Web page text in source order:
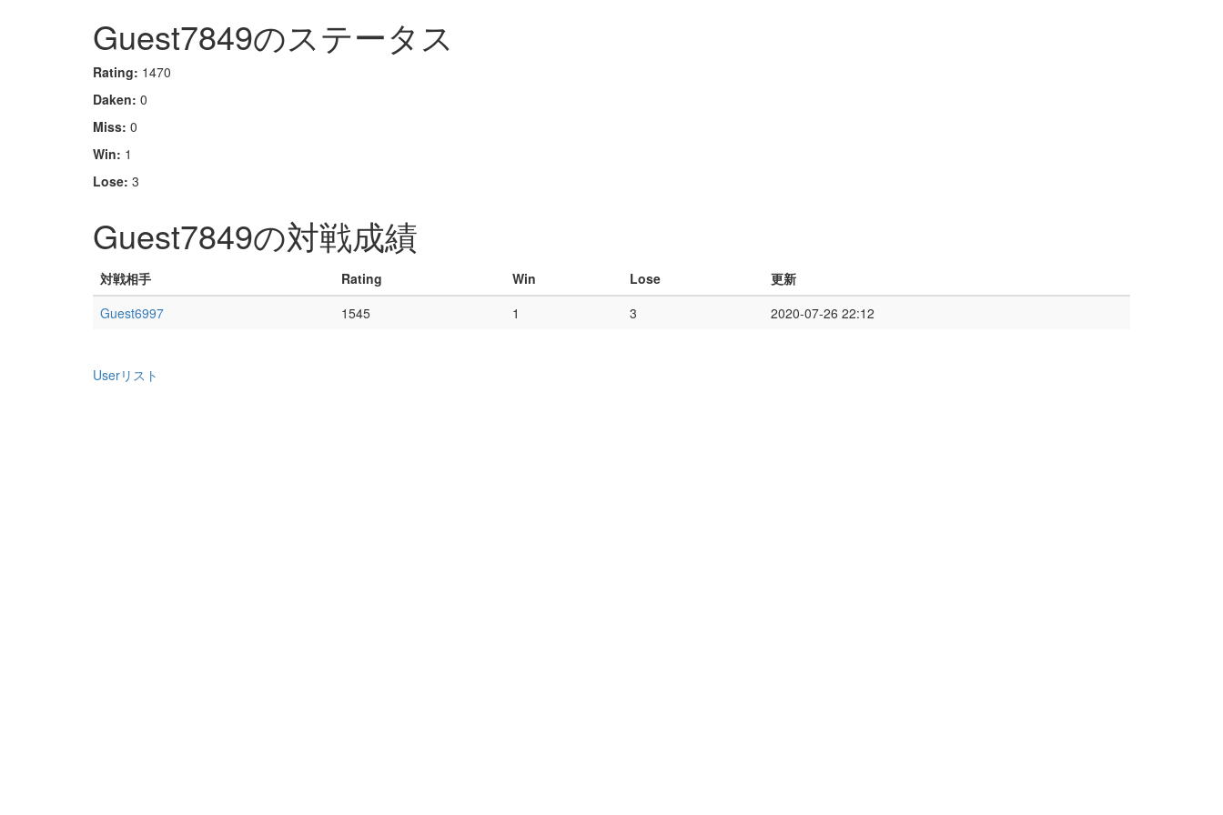
Guest7849のステータス
Rating: 1470
Daken: 0
Miss: 0
Win: 1
Lose: 3
Guest7849の対戦成績
対戦相手 Rating Win Lose
更新
Guest6997
1545 1 3 2020-07-26 22:12
Userリスト